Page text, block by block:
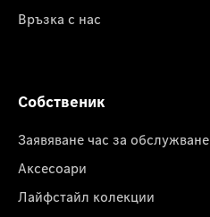
Връзка с нас
Собственик
Заявяване час за обслужване
Аксесоари
Лайфстайл колекции